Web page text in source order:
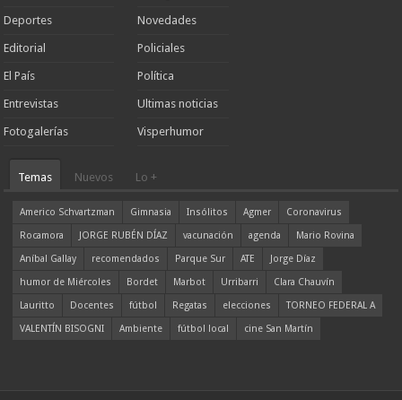
Deportes
Editorial
El País
Entrevistas
Fotogalerías
Novedades
Policiales
Política
Ultimas noticias
Visperhumor
Temas Nuevos Lo +
Americo Schvartzman Gimnasia Insólitos Agmer
Coronavirus
Rocamora
JORGE RUBÉN DÍAZ vacunación agenda
Mario Rovina
Aníbal Gallay
recomendados Parque Sur ATE
Jorge Díaz
humor de Miércoles
Bordet Marbot Urribarri
Clara Chauvín
Lauritto
Docentes fútbol Regatas elecciones
TORNEO FEDERAL A
VALENTÍN BISOGNI
Ambiente fútbol local cine San Martín